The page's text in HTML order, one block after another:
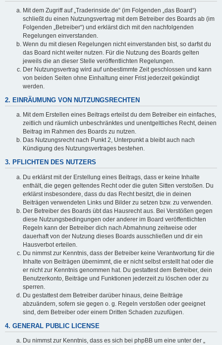
Mit dem Zugriff auf „Traderinside.de“ (im Folgenden „das Board“)
schließt du einen Nutzungsvertrag mit dem Betreiber des Boards ab (im
Folgenden „Betreiber“) und erklärst dich mit den nachfolgenden
Regelungen einverstanden.
Wenn du mit diesen Regelungen nicht einverstanden bist, so darfst du
das Board nicht weiter nutzen. Für die Nutzung des Boards gelten
jeweils die an dieser Stelle veröffentlichten Regelungen.
Der Nutzungsvertrag wird auf unbestimmte Zeit geschlossen und kann
von beiden Seiten ohne Einhaltung einer Frist jederzeit gekündigt
werden.
2. EINRÄUMUNG VON NUTZUNGSRECHTEN
Mit dem Erstellen eines Beitrags erteilst du dem Betreiber ein einfaches,
zeitlich und räumlich unbeschränktes und unentgeltliches Recht, deinen
Beitrag im Rahmen des Boards zu nutzen.
Das Nutzungsrecht nach Punkt 2, Unterpunkt a bleibt auch nach
Kündigung des Nutzungsvertrages bestehen.
3. PFLICHTEN DES NUTZERS
Du erklärst mit der Erstellung eines Beitrags, dass er keine Inhalte
enthält, die gegen geltendes Recht oder die guten Sitten verstoßen. Du
erklärst insbesondere, dass du das Recht besitzt, die in deinen
Beiträgen verwendeten Links und Bilder zu setzen bzw. zu verwenden.
Der Betreiber des Boards übt das Hausrecht aus. Bei Verstößen gegen
diese Nutzungsbedingungen oder anderer im Board veröffentlichten
Regeln kann der Betreiber dich nach Abmahnung zeitweise oder
dauerhaft von der Nutzung dieses Boards ausschließen und dir ein
Hausverbot erteilen.
Du nimmst zur Kenntnis, dass der Betreiber keine Verantwortung für die
Inhalte von Beiträgen übernimmt, die er nicht selbst erstellt hat oder die
er nicht zur Kenntnis genommen hat. Du gestattest dem Betreiber, dein
Benutzerkonto, Beiträge und Funktionen jederzeit zu löschen oder zu
sperren.
Du gestattest dem Betreiber darüber hinaus, deine Beiträge
abzuändern, sofern sie gegen o. g. Regeln verstoßen oder geeignet
sind, dem Betreiber oder einem Dritten Schaden zuzufügen.
4. GENERAL PUBLIC LICENSE
Du nimmst zur Kenntnis, dass es sich bei phpBB um eine unter der „